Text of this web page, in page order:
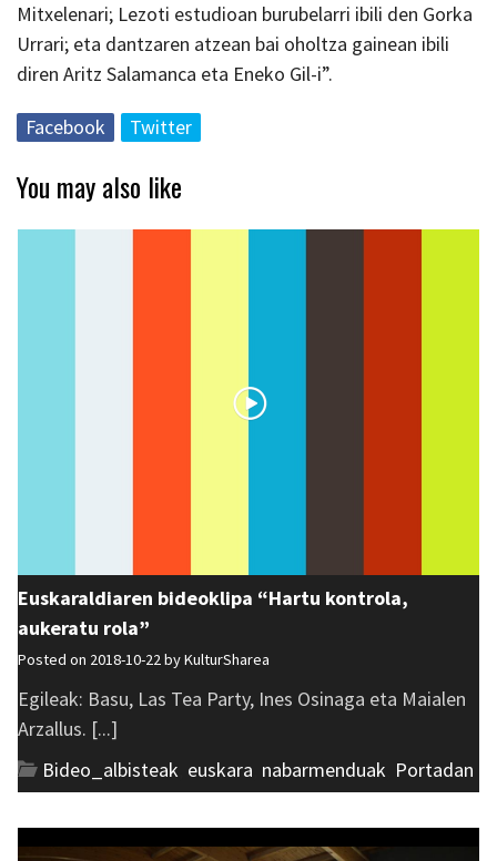
Mitxelenari; Lezoti estudioan burubelarri ibili den Gorka
Urrari; eta dantzaren atzean bai oholtza gainean ibili
diren Aritz Salamanca eta Eneko Gil-i”.
Facebook Twitter
You may also like
Euskaraldiaren bideoklipa “Hartu kontrola,
aukeratu rola”
Posted on 2018-10-22 byKulturSharea
Egileak: Basu, Las Tea Party, Ines Osinaga eta Maialen
Arzallus. [...]
Bideo_albisteak euskara nabarmenduak Portadan